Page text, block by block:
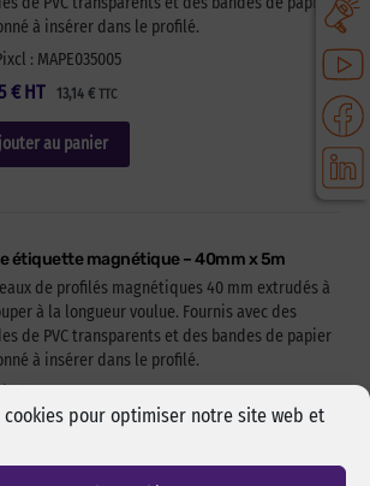
cookies pour optimiser notre site web et
à insérer dans le profilé.
: MAPE035005
€ 13,14 €TTC
HT
au panier
étiquette magnétique – 40mm x 5m
de profilés magnétiques 40 mm extrudés à
à la longueur voulue. Fournis avec des
de PVC transparents et des bandes de papier
à insérer dans le profilé.
€ 16,20€TTC
HT